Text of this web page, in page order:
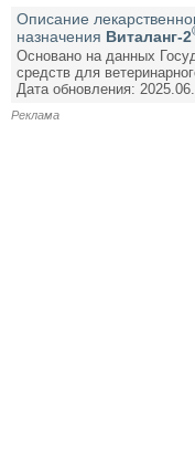
Описание
назначения Виталанг-2
Основано на данных
средств для
Дата обновления:
Реклама